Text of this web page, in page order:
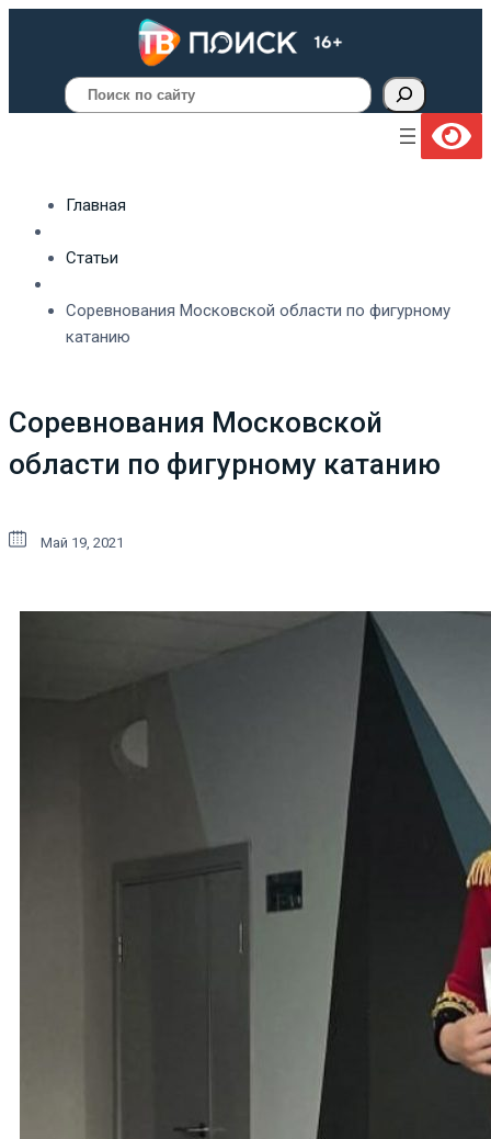
Поиск
Главная
Статьи
Соревнования Московской области по фигурному
катанию
Соревнования Московской
области по фигурному катанию
Май 19, 2021